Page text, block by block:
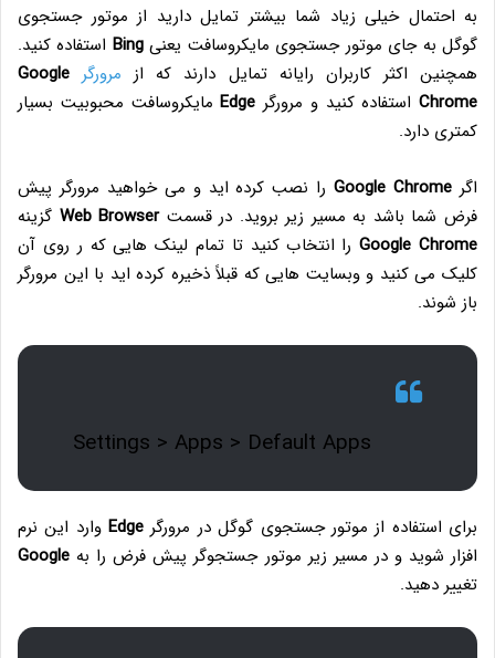
به احتمال خیلی زیاد شما بیشتر تمایل دارید از موتور جستجوی
گوگل به جای موتور جستجوی مایکروسافت یعنیBing استفاده کنید.
همچنین اکثر کاربران رایانه تمایل دارند که از مرورگر Google
Chrome استفاده کنید و مرورگر Edgeمایکروسافت محبوبیت بسیار
کمتری دارد.
اگر Google Chromeرا نصب کرده اید و می خواهید مرورگر پیش
فرض شما باشد به مسیر زیر بروید. در قسمتWeb Browser گزینه
Google Chromeرا انتخاب کنید تا تمام لینک هایی که ر روی آن
کلیک می کنید و وبسایت هایی که قبلاً ذخیره کرده اید با این مرورگر
باز شوند.
Settings > Apps > Default Apps
برای استفاده از موتور جستجوی گوگل در مرورگر Edgeوارد این نرم
افزار شوید و در مسیر زیر موتور جستجوگر پیش فرض را به Google
تغییر دهید.